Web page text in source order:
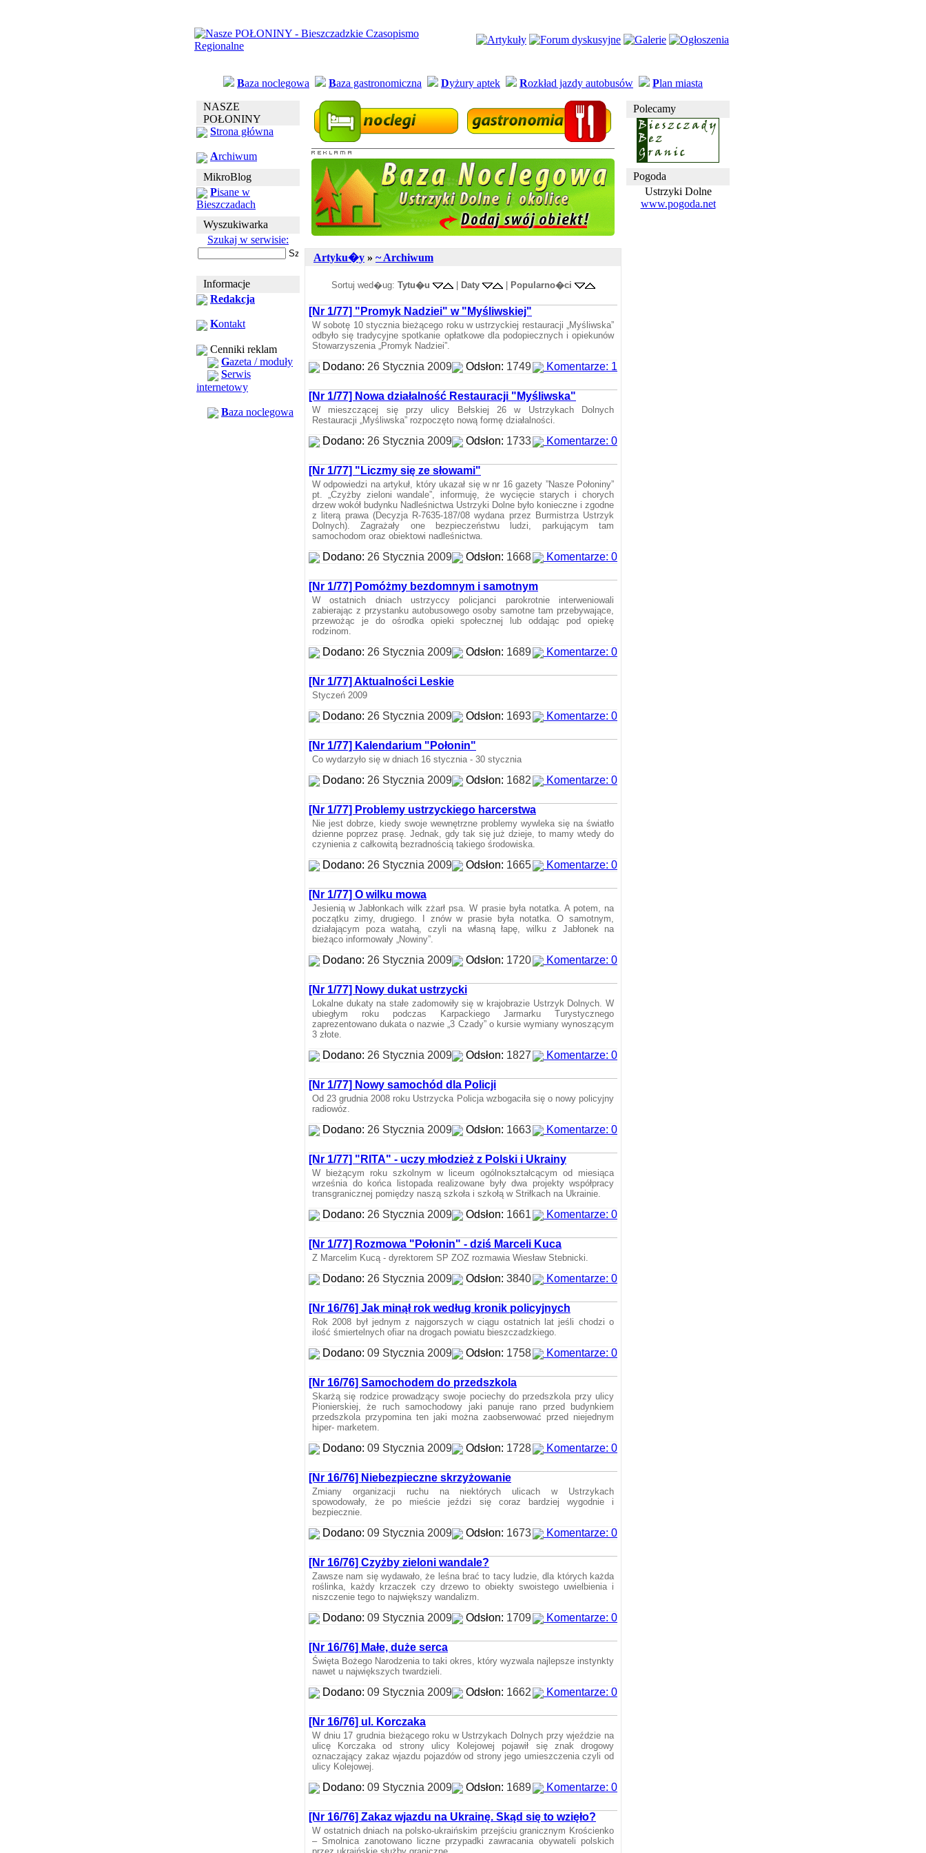
Baza noclegowa Baza gastronomiczna Dyżury aptek Rozkład jazdy autobusów Plan miasta
NASZE
POŁONINY
Strona główna
Archiwum
MikroBlog
Pisane w
Bieszczadach
Wyszukiwarka
Szukaj w serwisie:
Informacje
Redakcja
Kontakt
Cenniki reklam
Gazeta / moduły
Serwis
internetowy
Baza noclegowa
Artyku�y » ~ Archiwum
Sortuj wed�ug: Tytu�u | Daty | Popularno�ci
[Nr 1/77] "Promyk Nadziei" w "Myśliwskiej"
W sobotę 10 stycznia bieżącego roku w ustrzyckiej restauracji „Myśliwska”
odbyło się tradycyjne spotkanie opłatkowe dla podopiecznych i opiekunów
Stowarzyszenia „Promyk Nadziei”.
Dodano: 26 Stycznia 2009 Odsłon: 1749 Komentarze: 1
[Nr 1/77] Nowa działalność Restauracji "Myśliwska"
W mieszczącej się przy ulicy Bełskiej 26 w Ustrzykach Dolnych
Restauracji „Myśliwska” rozpoczęto nową formę działalności.
Dodano: 26 Stycznia 2009 Odsłon: 1733 Komentarze: 0
[Nr 1/77] "Liczmy się ze słowami"
W odpowiedzi na artykuł, który ukazał się w nr 16 gazety ”Nasze Połoniny”
pt. „Czyżby zieloni wandale”, informuję, że wycięcie starych i chorych
drzew wokół budynku Nadleśnictwa Ustrzyki Dolne było konieczne i zgodne
z literą prawa (Decyzja R-7635-187/08 wydana przez Burmistrza Ustrzyk
Dolnych). Zagrażały one bezpieczeństwu ludzi, parkującym tam
samochodom oraz obiektowi nadleśnictwa.
Dodano: 26 Stycznia 2009 Odsłon: 1668 Komentarze: 0
[Nr 1/77] Pomóżmy bezdomnym i samotnym
W ostatnich dniach ustrzyccy policjanci parokrotnie interweniowali
zabierając z przystanku autobusowego osoby samotne tam przebywające,
przewożąc je do ośrodka opieki społecznej lub oddając pod opiekę
rodzinom.
Dodano: 26 Stycznia 2009 Odsłon: 1689 Komentarze: 0
[Nr 1/77] Aktualności Leskie
Styczeń 2009
Dodano: 26 Stycznia 2009 Odsłon: 1693 Komentarze: 0
[Nr 1/77] Kalendarium "Połonin"
Co wydarzyło się w dniach 16 stycznia - 30 stycznia
Dodano: 26 Stycznia 2009 Odsłon: 1682 Komentarze: 0
[Nr 1/77] Problemy ustrzyckiego harcerstwa
Nie jest dobrze, kiedy swoje wewnętrzne problemy wywleka się na światło
dzienne poprzez prasę. Jednak, gdy tak się już dzieje, to mamy wtedy do
czynienia z całkowitą bezradnością takiego środowiska.
Dodano: 26 Stycznia 2009 Odsłon: 1665 Komentarze: 0
[Nr 1/77] O wilku mowa
Jesienią w Jabłonkach wilk zżarł psa. W prasie była notatka. A potem, na
początku zimy, drugiego. I znów w prasie była notatka. O samotnym,
działającym poza watahą, czyli na własną łapę, wilku z Jabłonek na
bieżąco informowały „Nowiny”.
Dodano: 26 Stycznia 2009 Odsłon: 1720 Komentarze: 0
[Nr 1/77] Nowy dukat ustrzycki
Lokalne dukaty na stałe zadomowiły się w krajobrazie Ustrzyk Dolnych. W
ubiegłym roku podczas Karpackiego Jarmarku Turystycznego
zaprezentowano dukata o nazwie „3 Czady” o kursie wymiany wynoszącym
3 złote.
Dodano: 26 Stycznia 2009 Odsłon: 1827 Komentarze: 0
[Nr 1/77] Nowy samochód dla Policji
Od 23 grudnia 2008 roku Ustrzycka Policja wzbogaciła się o nowy policyjny
radiowóz.
Dodano: 26 Stycznia 2009 Odsłon: 1663 Komentarze: 0
[Nr 1/77] "RITA" - uczy młodzież z Polski i Ukrainy
W bieżącym roku szkolnym w liceum ogólnokształcącym od miesiąca
września do końca listopada realizowane były dwa projekty współpracy
transgranicznej pomiędzy naszą szkoła i szkołą w Striłkach na Ukrainie.
Dodano: 26 Stycznia 2009 Odsłon: 1661 Komentarze: 0
[Nr 1/77] Rozmowa "Połonin" - dziś Marceli Kuca
Z Marcelim Kucą - dyrektorem SP ZOZ rozmawia Wiesław Stebnicki.
Dodano: 26 Stycznia 2009 Odsłon: 3840 Komentarze: 0
[Nr 16/76] Jak minął rok według kronik policyjnych
Rok 2008 był jednym z najgorszych w ciągu ostatnich lat jeśli chodzi o
ilość śmiertelnych ofiar na drogach powiatu bieszczadzkiego.
Dodano: 09 Stycznia 2009 Odsłon: 1758 Komentarze: 0
[Nr 16/76] Samochodem do przedszkola
Skarżą się rodzice prowadzący swoje pociechy do przedszkola przy ulicy
Pionierskiej, że ruch samochodowy jaki panuje rano przed budynkiem
przedszkola przypomina ten jaki można zaobserwować przed niejednym
hiper- marketem.
Dodano: 09 Stycznia 2009 Odsłon: 1728 Komentarze: 0
[Nr 16/76] Niebezpieczne skrzyżowanie
Zmiany organizacji ruchu na niektórych ulicach w Ustrzykach
spowodowały, że po mieście jeździ się coraz bardziej wygodnie i
bezpiecznie.
Dodano: 09 Stycznia 2009 Odsłon: 1673 Komentarze: 0
[Nr 16/76] Czyżby zieloni wandale?
Zawsze nam się wydawało, że leśna brać to tacy ludzie, dla których każda
roślinka, każdy krzaczek czy drzewo to obiekty swoistego uwielbienia i
niszczenie tego to największy wandalizm.
Dodano: 09 Stycznia 2009 Odsłon: 1709 Komentarze: 0
[Nr 16/76] Małe, duże serca
Święta Bożego Narodzenia to taki okres, który wyzwala najlepsze instynkty
nawet u największych twardzieli.
Dodano: 09 Stycznia 2009 Odsłon: 1662 Komentarze: 0
[Nr 16/76] ul. Korczaka
W dniu 17 grudnia bieżącego roku w Ustrzykach Dolnych przy wjeździe na
ulicę Korczaka od strony ulicy Kolejowej pojawił się znak drogowy
oznaczający zakaz wjazdu pojazdów od strony jego umieszczenia czyli od
ulicy Kolejowej.
Dodano: 09 Stycznia 2009 Odsłon: 1689 Komentarze: 0
[Nr 16/76] Zakaz wjazdu na Ukrainę. Skąd się to wzięło?
W ostatnich dniach na polsko-ukraińskim przejściu granicznym Krościenko
– Smolnica zanotowano liczne przypadki zawracania obywateli polskich
Polecamy
Pogoda
Ustrzyki Dolne
www.pogoda.net